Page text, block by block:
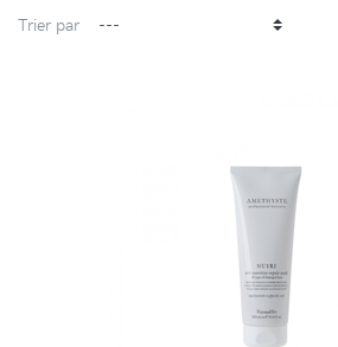
Trier par